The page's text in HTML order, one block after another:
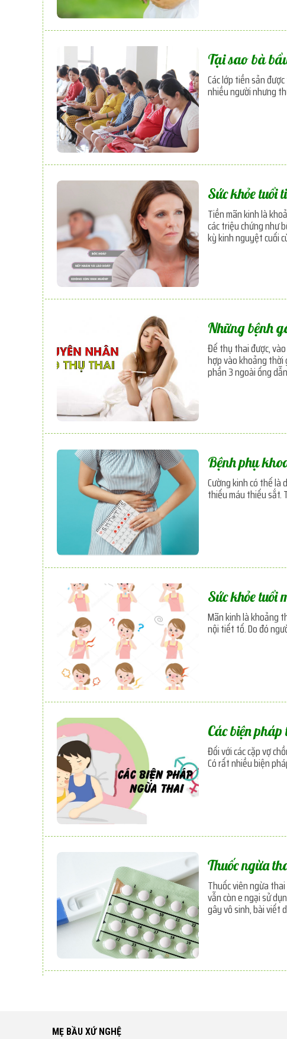
Tại sao bà
Các lớp tiền sản
nhiều người nhưng
Sức khỏe tuổi
Tiền mãn kinh là
các triệu chứng như
kỳ kinh nguyệt cuối
Những bệnh
Để thụ thai được,
hợp vào khoảng thời
phần 3 ngoài ống
Bệnh phụ
Cường kinh có thể là
thiếu máu thiếu sắt.
Sức khỏe tuổi
Mãn kinh là khoảng
nội tiết tố. Do đó
Các biện
Đối với các cặp vợ
Có rất nhiều biện
Thuốc ngừa
Thuốc viên ngừa
vẫn còn e ngại sử
gây vô sinh, bài viết
MẸ BẦU XỨ NGHỆ